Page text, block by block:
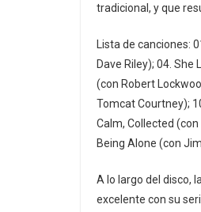
tradicional, y que
Lista de canciones:
Dave Riley); 04.
(con Robert
Tomcat Courtney);
Calm, Collected
Being Alone (con
A lo largo del disco,
excelente con su